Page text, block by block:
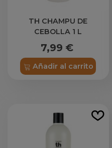
TH CHAMPU DE
CEBOLLA 1 L
7,99 €
Añadir al carrito